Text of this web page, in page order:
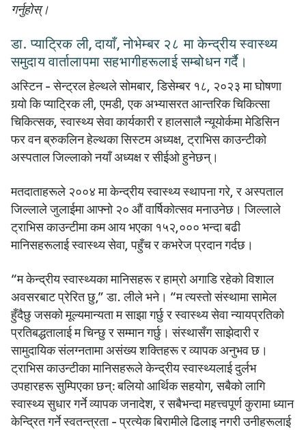
गर्नुहोस्।
डा. प्याट्रिक ली, दायाँ, नोभेम्बर २८ मा केन्द्रीय स्वास्थ्य
समुदाय वार्तालापमा सहभागीहरूलाई सम्बोधन गर्दै।
अस्टिन - सेन्ट्रल हेल्थले सोमबार, डिसेम्बर १८, २०२३ मा घोषणा
गर्‍यो कि प्याट्रिक ली, एमडी, एक अभ्यासरत आन्तरिक चिकित्सा
चिकित्सक, स्वास्थ्य सेवा कार्यकारी र हालसालै न्यूयोर्कमा मेडिसिन
फर वन ब्रुकलिन हेल्थका सिस्टम अध्यक्ष, ट्राभिस काउन्टीको
अस्पताल जिल्लाको नयाँ अध्यक्ष र सीईओ हुनेछन्।
मतदाताहरूले २००४ मा केन्द्रीय स्वास्थ्य स्थापना गरे, र अस्पताल
जिल्लाले जुलाईमा आफ्नो २० औं वार्षिकोत्सव मनाउनेछ। जिल्लाले
ट्राभिस काउन्टीमा कम आय भएका १५२,००० भन्दा बढी
मानिसहरूलाई स्वास्थ्य सेवा, पहुँच र कभरेज प्रदान गर्दछ।
“म केन्द्रीय स्वास्थ्यका मानिसहरू र हाम्रो अगाडि रहेको विशाल
अवसरबाट प्रेरित छु,” डा. लीले भने। “म त्यस्तो संस्थामा सामेल
हुँदैछु जसको मूल्यमान्यता म साझा गर्छु र स्वास्थ्य सेवा न्यायप्रतिको
प्रतिबद्धतालाई म चिन्छु र सम्मान गर्छु। संस्थासँग साझेदारी र
सामुदायिक संलग्नतामा असंख्य शक्तिहरू र व्यापक अनुभव छ।
ट्राभिस काउन्टीका मानिसहरूले केन्द्रीय स्वास्थ्यलाई दुर्लभ
उपहारहरू सुम्पिएका छन्: बलियो आर्थिक सहयोग, सबैको लागि
स्वास्थ्य सुधार गर्ने व्यापक जनादेश, र सबैभन्दा महत्त्वपूर्ण कुरामा ध्यान
केन्द्रित गर्ने स्वतन्त्रता - प्रत्येक बिरामीले ढिलाइ नगरी उनीहरूलाई